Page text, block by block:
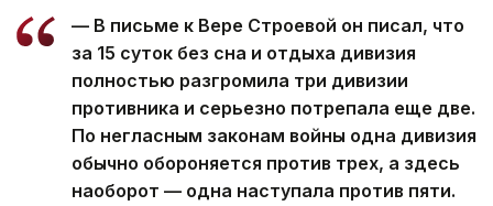
— В письме к Вере Строевой он писал, что
за 15 суток без сна и отдыха дивизия
полностью разгромила три дивизии
противника и серьезно потрепала еще две.
По негласным законам войны одна дивизия
обычно обороняется против трех, а здесь
наоборот — одна наступала против пяти.